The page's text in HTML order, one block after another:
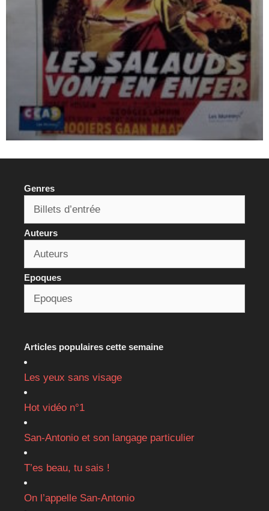
Genres
Auteurs
Epoques
Articles populaires cette semaine
Les yeux sans visage
Hot vidéo n°1
San-Antonio et son langage particulier
T’es beau, tu sais !
On l’appelle San-Antonio